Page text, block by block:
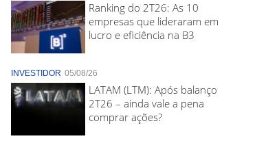
Ranking do 2T26: As 10
empresas que lideraram em
lucro e eficiência na B3
INVESTIDOR 05/08/26
LATAM (LTM): Após balanço
2T26 – ainda vale a pena
comprar ações?